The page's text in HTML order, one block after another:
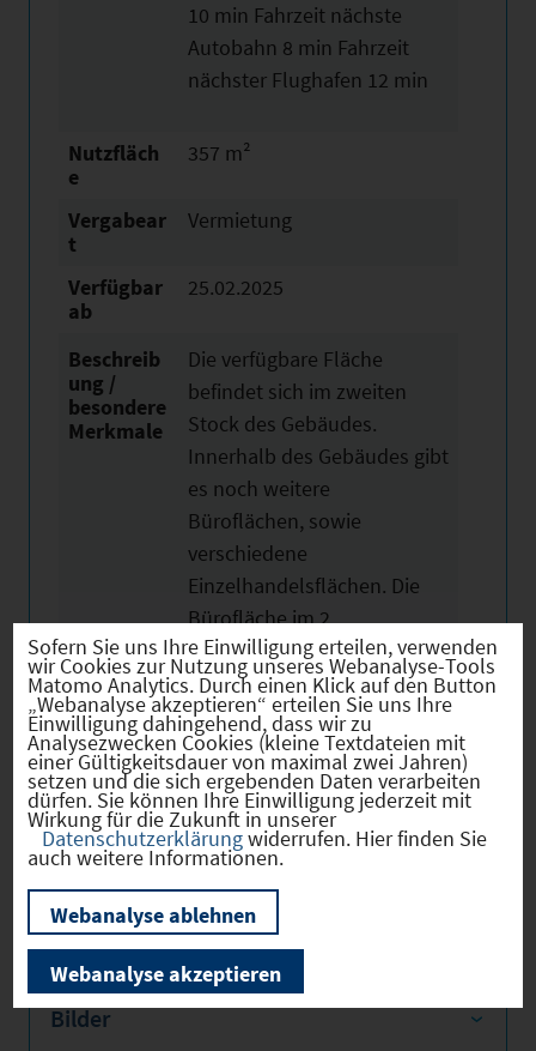
10 min Fahrzeit nächste
Autobahn 8 min Fahrzeit
nächster Flughafen 12 min
Nutzfläch
e
357 m²
Vergabear
t
Vermietung
Verfügbar
ab
25.02.2025
Beschreib
ung /
besondere
Merkmale
Die verfügbare Fläche
befindet sich im zweiten
Stock des Gebäudes.
Innerhalb des Gebäudes gibt
es noch weitere
Büroflächen, sowie
verschiedene
Einzelhandelsflächen. Die
Bürofläche im 2.
Obergeschoss hat eine
Fläche von ca. 357 m² und
besteht aus 5 Büroräumen,
WCs und einer Teeküche. Die
Büroflächen sind mit
Teppichboden ausgestattet
und sind klimatisiert.
Bilder
Sofern Sie uns Ihre Einwilligung erteilen, verwenden
wir Cookies zur Nutzung unseres Webanalyse-Tools
Matomo Analytics. Durch einen Klick auf den Button
„Webanalyse akzeptieren“ erteilen Sie uns Ihre
Einwilligung dahingehend, dass wir zu
Analysezwecken Cookies (kleine Textdateien mit
einer Gültigkeitsdauer von maximal zwei Jahren)
setzen und die sich ergebenden Daten verarbeiten
dürfen. Sie können Ihre Einwilligung jederzeit mit
Wirkung für die Zukunft in unserer
Datenschutzerklärungwiderrufen. Hier finden Sie
auch weitere Informationen.
Webanalyse ablehnen
Webanalyse akzeptieren